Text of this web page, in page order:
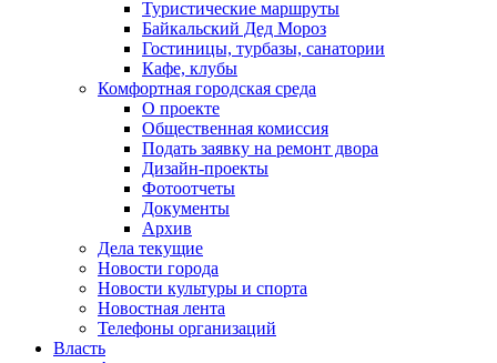
Туристические маршруты
Байкальский Дед Мороз
Гостиницы, турбазы, санатории
Кафе, клубы
Комфортная городская среда
О проекте
Общественная комиссия
Подать заявку на ремонт двора
Дизайн-проекты
Фотоотчеты
Документы
Архив
Дела текущие
Новости города
Новости культуры и спорта
Новостная лента
Телефоны организаций
Власть